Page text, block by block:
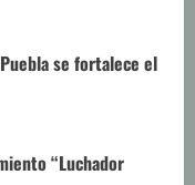
se fortalece el
“Luchador